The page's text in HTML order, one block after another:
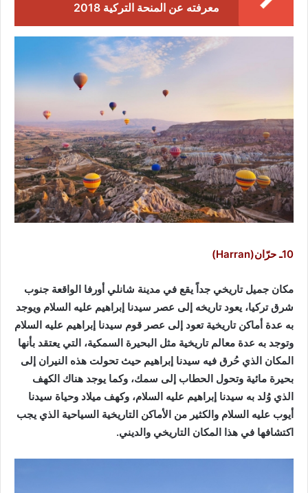
معرفته عن المنحة التركية 2018
10ـ حرّان(Harran)
مكان جميل تاريخي جداً يقع في مدينة شانلي أورفا الواقعة جنوب
شرق تركيا، يعود تاريخه إلى عصر سيدنا إبراهيم عليه السلام ويوجد
به عدة أماكن تاريخية تعود إلى عصر قوم سيدنا إبراهيم عليه السلام
وتوجد به عدة معالم تاريخية مثل البحيرة السمكية، التي يعتقد بأنها
المكان الذي حُرق فيه سيدنا إبراهيم حيث تحولت هذه النيران إلى
بحيرة مائية وتحول الحطاب إلى سمك، وكما يوجد هناك الكهف
الذي وُلد به سيدنا إبراهيم عليه السلام، وكهف ميلاد وحياة سيدنا
أيوب عليه السلام والكثير من الأماكن التاريخية السياحية الذي يجب
اكتشافها في هذا المكان التاريخي والديني.